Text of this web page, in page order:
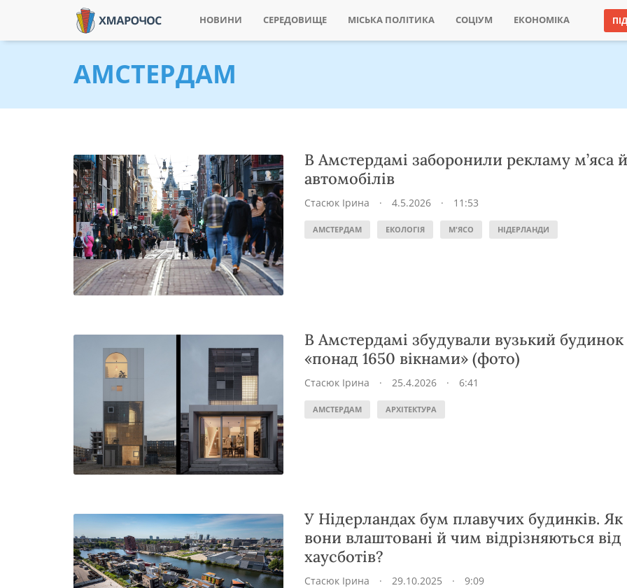
НОВИНИ СЕРЕДОВИЩЕ МІСЬКА ПОЛІТИКА СОЦІУМ ЕКОНОМІКА
АМСТЕРДАМ
В Амстердамі заборонили рекламу м’яса й
автомобілів
Стасюк Ірина · 4.5.2026 · 11:53
АМСТЕРДАМ ЕКОЛОГІЯ М'ЯСО НІДЕРЛАНДИ
В Амстердамі збудували вузький будинок
«понад 1650 вікнами» (фото)
Стасюк Ірина · 25.4.2026 · 6:41
АМСТЕРДАМ АРХІТЕКТУРА
У Нідерландах бум плавучих будинків. Як
вони влаштовані й чим відрізняються від
хаусботів?
Стасюк Ірина · 29.10.2025 · 9:09